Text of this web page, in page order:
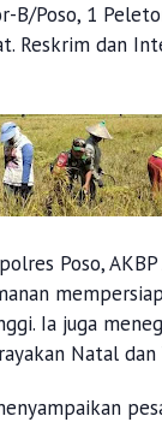
B/Poso, 1
Reskrim dan
Poso,
Ia juga
Natal dan